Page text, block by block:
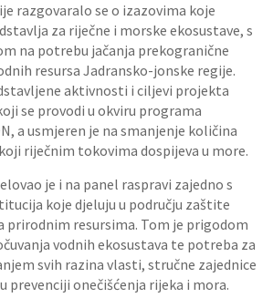
razgovaralo se o izazovima koje
za riječne i morske ekosustave, s
na potrebu jačanja prekogranične
resursa Jadransko-jonske regije.
aktivnosti i ciljevi projekta
se provodi u okviru programa
a usmjeren je na smanjenje količina
riječnim tokovima dospijeva u more.
je i na panel raspravi zajedno s
koje djeluju u području zaštite
prirodnim resursima. Tom je prigodom
vodnih ekosustava te potreba za
svih razina vlasti, stručne zajednice
prevenciji onečišćenja rijeka i mora.